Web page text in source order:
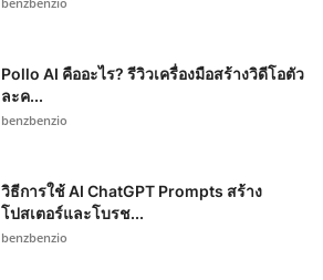
Pollo AI คืออะไร? รีวิวเครื่องมือสร้างวิดีโอตัว
ละค...
benzbenzio
วิธีการใช้ AI ChatGPT Prompts สร้าง
โปสเตอร์และโบรช...
benzbenzio